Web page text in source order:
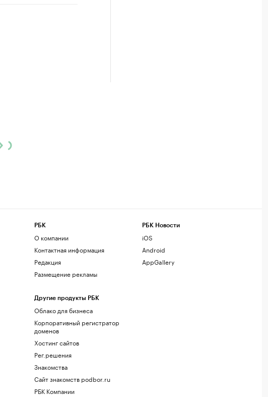
РБК
О компании
Контактная информация
Редакция
Размещение рекламы
Другие продукты РБК
Облако для бизнеса
Корпоративный регистратор
доменов
Хостинг сайтов
Рег.решения
Знакомства
Сайт знакомств podbor.ru
РБК Компании
РБК Новости
iOS
Android
AppGallery